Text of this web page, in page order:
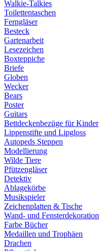
Walkie-Talkies
Toilettentaschen
Ferngläser
Besteck
Gartenarbeit
Lesezeichen
Boxteppiche
Briefe
Globen
Wecker
Bears
Poster
Guitars
Bettdeckenbezüge für Kinder
Lippenstifte und Lipgloss
Autopeds Steppen
Modellierung
Wilde Tiere
Pfützengläser
Detektiv
Ablagekörbe
Musikspieler
Zeichenplatten & Tische
Wand- und Fensterdekoration
Farbe Bücher
Medaillen und Trophäen
Drachen